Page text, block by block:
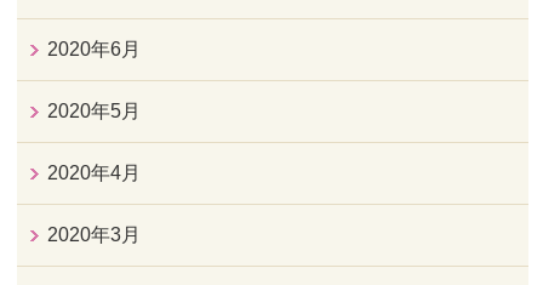
2020年6月
2020年5月
2020年4月
2020年3月